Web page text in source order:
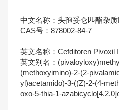
中文名称：头孢妥仑匹酯杂
CAS号：878002-84-7
英文名称：Cefditoren Pivoxil
英文别名：
(methoxyimino)-2-(2-
yl)acetamido)-3-((Z)-2-(4-
oxo-5-thia-1-